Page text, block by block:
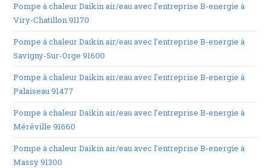
Pompe à chaleur Daikin air/eau avec l’entreprise B-energie à
Viry-Chatillon 91170
Pompe à chaleur Daikin air/eau avec l’entreprise B-energie à
Savigny-Sur-Orge 91600
Pompe à chaleur Daikin air/eau avec l’entreprise B-energie à
Palaiseau 91477
Pompe à chaleur Daikin air/eau avec l’entreprise B-energie à
Méréville 91660
Pompe à chaleur Daikin air/eau avec l’entreprise B-energie à
Massy 91300